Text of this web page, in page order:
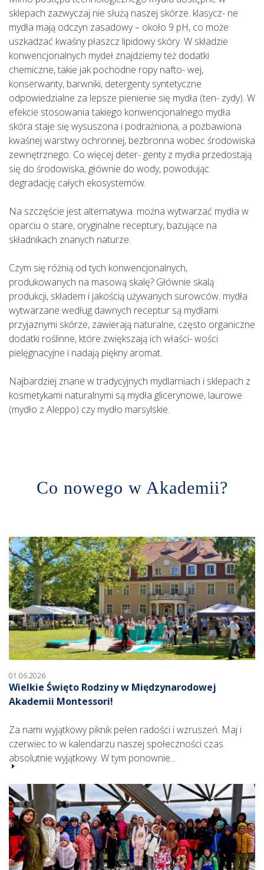
sklepach zazwyczaj nie służą naszej skórze. klasycz- ne
mydła mają odczyn zasadowy – około 9 pH, co może
uszkadzać kwaśny płaszcz lipidowy skóry. W składzie
konwencjonalnych mydeł znajdziemy też dodatki
chemiczne, takie jak pochodne ropy nafto- wej,
konserwanty, barwniki, detergenty syntetyczne
odpowiedzialne za lepsze pienienie się mydła (ten- zydy). W
efekcie stosowania takiego konwencjonalnego mydła
skóra staje się wysuszona i podrażniona, a pozbawiona
kwaśnej warstwy ochronnej, bezbronna wobec środowiska
zewnętrznego. Co więcej deter- genty z mydła przedostają
się do środowiska, głównie do wody, powodując
degradację całych ekosystemów.
Na szczęście jest alternatywa. można wytwarzać mydła w
oparciu o stare, oryginalne receptury, bazujące na
składnikach znanych naturze.
Czym się różnią od tych konwencjonalnych,
produkowanych na masową skalę? Głównie skalą
produkcji, składem i jakością używanych surowców. mydła
wytwarzane według dawnych receptur są mydłami
przyjaznymi skórze, zawierają naturalne, często organiczne
dodatki roślinne, które zwiększają ich właści- wości
pielęgnacyjne i nadają piękny aromat.
Najbardziej znane w tradycyjnych mydlarniach i sklepach z
kosmetykami naturalnymi są mydła glicerynowe, laurowe
(mydło z Aleppo) czy mydło marsylskie.
Co nowego w Akademii?
01.06.2026
Wielkie Święto Rodziny w Międzynarodowej
Akademii Montessori!
Za nami wyjątkowy piknik pełen radości i wzruszeń. Maj i
czerwiec to w kalendarzu naszej społeczności czas
absolutnie wyjątkowy. W tym ponownie...